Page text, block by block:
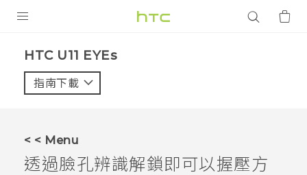
VIVE
HTC U11 EYEs‎
指南下載
< < Menu
透過臉孔辨識解鎖即可以握壓方